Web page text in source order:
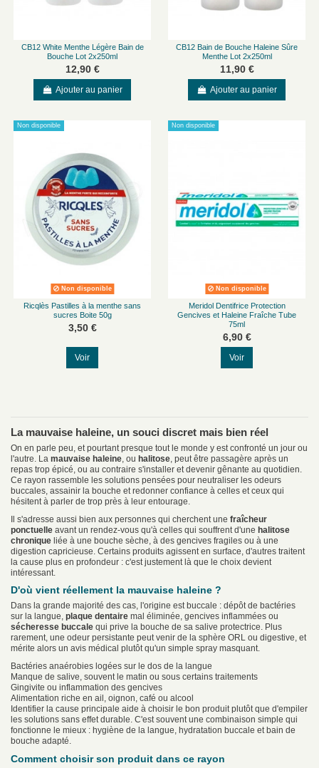
CB12 White Menthe Légère Bain de
Bouche Lot 2x250ml
12,90 €
Ajouter au panier
CB12 Bain de Bouche Haleine Sûre
Menthe Lot 2x250ml
11,90 €
Ajouter au panier
Non disponible
Non disponible
Ricqlès Pastilles à la menthe sans
sucres Boite 50g
3,50 €
Voir
Non disponible
Non disponible
Meridol Dentifrice Protection
Gencives et Haleine Fraîche Tube
75ml
6,90 €
Voir
La mauvaise haleine, un souci discret mais bien réel
On en parle peu, et pourtant presque tout le monde y est confronté un jour ou
l'autre. La mauvaise haleine, ou halitose, peut être passagère après un
repas trop épicé, ou au contraire s'installer et devenir gênante au quotidien.
Ce rayon rassemble les solutions pensées pour neutraliser les odeurs
buccales, assainir la bouche et redonner confiance à celles et ceux qui
hésitent à parler de trop près à leur entourage.
Il s'adresse aussi bien aux personnes qui cherchent une fraîcheur
ponctuelle avant un rendez-vous qu'à celles qui souffrent d'une halitose
chronique liée à une bouche sèche, à des gencives fragiles ou à une
digestion capricieuse. Certains produits agissent en surface, d'autres traitent
la cause plus en profondeur : c'est justement là que le choix devient
intéressant.
D'où vient réellement la mauvaise haleine ?
Dans la grande majorité des cas, l'origine est buccale : dépôt de bactéries
sur la langue, plaque dentaire mal éliminée, gencives inflammées ou
sécheresse buccale qui prive la bouche de sa salive protectrice. Plus
rarement, une odeur persistante peut venir de la sphère ORL ou digestive, et
mérite alors un avis médical plutôt qu'un simple spray masquant.
Bactéries anaérobies logées sur le dos de la langue
Manque de salive, souvent le matin ou sous certains traitements
Gingivite ou inflammation des gencives
Alimentation riche en ail, oignon, café ou alcool
Identifier la cause principale aide à choisir le bon produit plutôt que d'empiler
les solutions sans effet durable. C'est souvent une combinaison simple qui
fonctionne le mieux : hygiène de la langue, hydratation buccale et bain de
bouche adapté.
Comment choisir son produit dans ce rayon